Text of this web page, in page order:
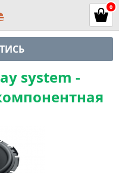
0
system -